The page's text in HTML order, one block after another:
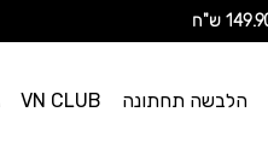
הלבשה תחתונה VN CLUB